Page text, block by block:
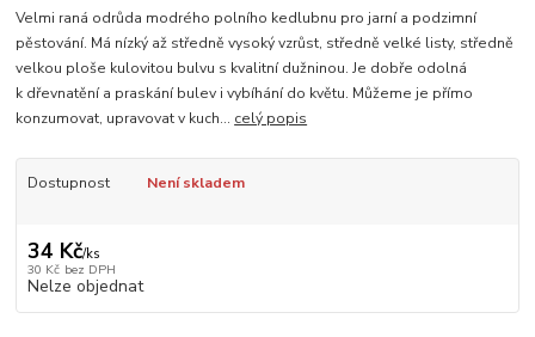
Velmi raná odrůda modrého polního kedlubnu pro jarní a podzimní
pěstování. Má nízký až středně vysoký vzrůst, středně velké listy, středně
velkou ploše kulovitou bulvu s kvalitní dužninou. Je dobře odolná
k dřevnatění a praskání bulev i vybíhání do květu. Můžeme je přímo
konzumovat, upravovat v kuch... celý popis
Dostupnost Není skladem
34 Kč/ks
30 Kč bez DPH
Nelze objednat